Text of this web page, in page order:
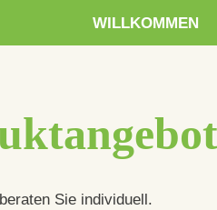
WILLKOMMEN
Sie individuell.